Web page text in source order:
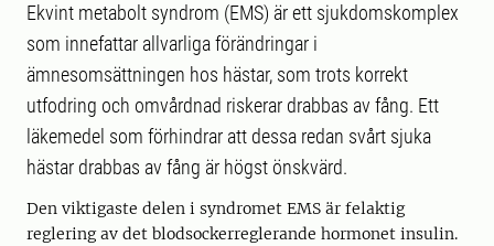
Ekvint metabolt syndrom (EMS) är ett sjukdomskomplex
som innefattar allvarliga förändringar i
ämnesomsättningen hos hästar, som trots korrekt
utfodring och omvårdnad riskerar drabbas av fång. Ett
läkemedel som förhindrar att dessa redan svårt sjuka
hästar drabbas av fång är högst önskvärd.
Den viktigaste delen i syndromet EMS är felaktig
reglering av det blodsockerreglerande hormonet insulin.